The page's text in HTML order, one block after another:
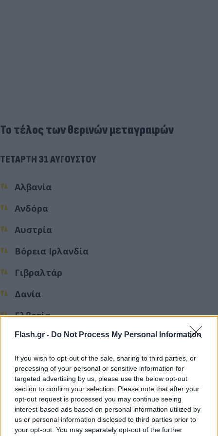
Flash.gr - Do Not Process My Personal Information
If you wish to opt-out of the sale, sharing to third parties, or
processing of your personal or sensitive information for
targeted advertising by us, please use the below opt-out
section to confirm your selection. Please note that after your
opt-out request is processed you may continue seeing
interest-based ads based on personal information utilized by
us or personal information disclosed to third parties prior to
your opt-out. You may separately opt-out of the further
Το τέλος των θερινών μεταγραφών
ΤΕΤΑΡΤΗ 31 ΑΥΓΟΥΣΤΟΥ
Αλβανία
Ανδόρα
Αυστρία
Βόρεια Ιρλανδία
Γιβραλτάρ
Δανία
Ελβετία
Κίνα
Κροατία
Κύπρος
Λιχτενστάιν
Λουξεμβούργο